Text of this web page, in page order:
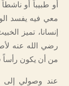
أو طبيباً أو
معي فيه يفسد
إنسانا، تميز
رضي الله عنه
من أن يكون رأساً
عند وصولي إلى